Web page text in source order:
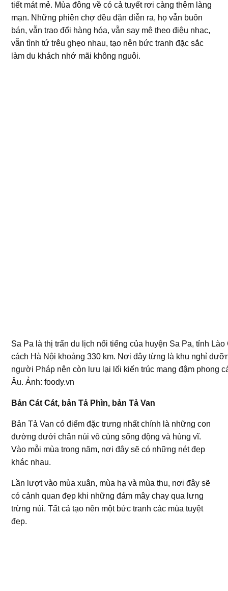
tiết mát mẻ. Mùa đông về có cả tuyết rơi càng thêm làng
mạn. Những phiên chợ đều đặn diễn ra, họ vẫn buôn
bán, vẫn trao đổi hàng hóa, vẫn say mê theo điệu nhạc,
vẫn tình tứ trêu ghẹo nhau, tạo nên bức tranh đặc sắc
làm du khách nhớ mãi không nguôi.
Sa Pa là thị trấn du lịch nổi tiếng của huyện Sa Pa, tỉnh Lào
cách Hà Nội khoảng 330 km. Nơi đây từng là khu nghỉ
người Pháp nên còn lưu lại lối kiến trúc mang đậm phong
Âu. Ảnh: foody.vn
Bản Cát Cát, bản Tả Phìn, bản Tả Van
Bản Tả Van có điểm đặc trưng nhất chính là những con
đường dưới chân núi vô cùng sống động và hùng vĩ.
Vào mỗi mùa trong năm, nơi đây sẽ có những nét đẹp
khác nhau.
Lần lượt vào mùa xuân, mùa hạ và mùa thu, nơi đây sẽ
có cảnh quan đẹp khi những đám mây chay qua lưng
trừng núi. Tất cả tạo nên một bức tranh các mùa tuyệt
đẹp.